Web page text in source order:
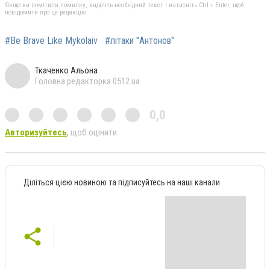
Якщо ви помітили помилку, виділіть необхідний текст і натисніть Ctrl + Enter, щоб
повідомити про це редакцію
#Be Brave Like Mykolaiv #літаки "Антонов"
Ткаченко Альона
Головна редакторка 0512.ua
0,0
Авторизуйтесь, щоб оцінити
Діліться цією новиною та підписуйтесь на наші канали